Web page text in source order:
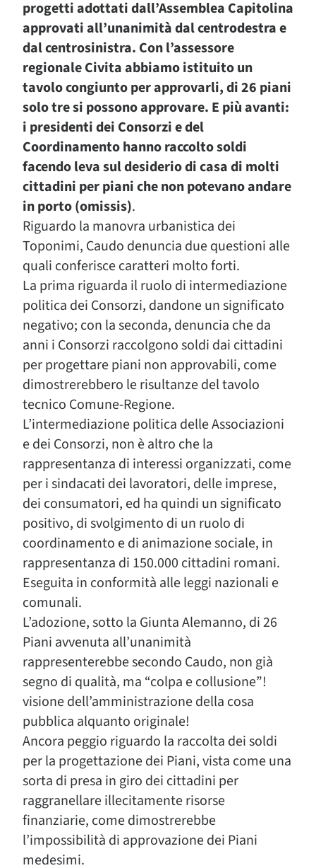
progetti adottati dall’Assemblea Capitolina
approvati all’unanimità dal centrodestra e
dal centrosinistra. Con l’assessore
regionale Civita abbiamo istituito un
tavolo congiunto per approvarli, di 26 piani
solo tre si possono approvare. E più avanti:
i presidenti dei Consorzi e del
Coordinamento hanno raccolto soldi
facendo leva sul desiderio di casa di molti
cittadini per piani che non potevano andare
in porto (omissis).
Riguardo la manovra urbanistica dei
Toponimi, Caudo denuncia due questioni alle
quali conferisce caratteri molto forti.
La prima riguarda il ruolo di intermediazione
politica dei Consorzi, dandone un significato
negativo; con la seconda, denuncia che da
anni i Consorzi raccolgono soldi dai cittadini
per progettare piani non approvabili, come
dimostrerebbero le risultanze del tavolo
tecnico Comune-Regione.
L’intermediazione politica delle Associazioni
e dei Consorzi, non è altro che la
rappresentanza di interessi organizzati, come
per i sindacati dei lavoratori, delle imprese,
dei consumatori, ed ha quindi un significato
positivo, di svolgimento di un ruolo di
coordinamento e di animazione sociale, in
rappresentanza di 150.000 cittadini romani.
Eseguita in conformità alle leggi nazionali e
comunali.
L’adozione, sotto la Giunta Alemanno, di 26
Piani avvenuta all’unanimità
rappresenterebbe secondo Caudo, non già
segno di qualità, ma “colpa e collusione”!
visione dell’amministrazione della cosa
pubblica alquanto originale!
Ancora peggio riguardo la raccolta dei soldi
per la progettazione dei Piani, vista come una
sorta di presa in giro dei cittadini per
raggranellare illecitamente risorse
finanziarie, come dimostrerebbe
l’impossibilità di approvazione dei Piani
medesimi.